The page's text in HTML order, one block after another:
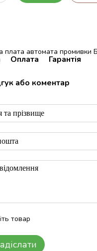
плата автомата промивки
Оплата Гарантія
або коментар
товар